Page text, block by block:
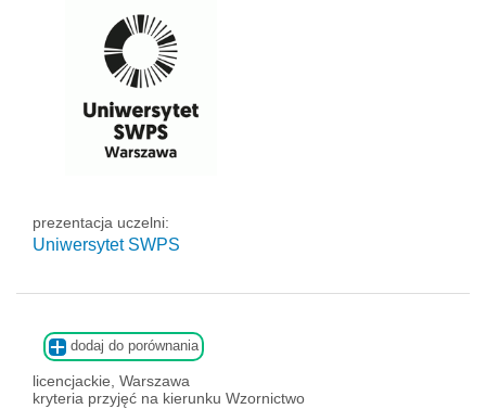
prezentacja uczelni:
Uniwersytet SWPS
dodaj do porównania
licencjackie, Warszawa
kryteria przyjęć na kierunku Wzornictwo